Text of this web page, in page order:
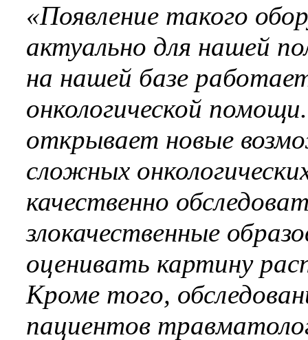
«Появление такого
актуально для нашей
на нашей базе
онкологической
открывает новые
сложных
качественно
злокачественные
оценивать картину
Кроме того,
пациентов